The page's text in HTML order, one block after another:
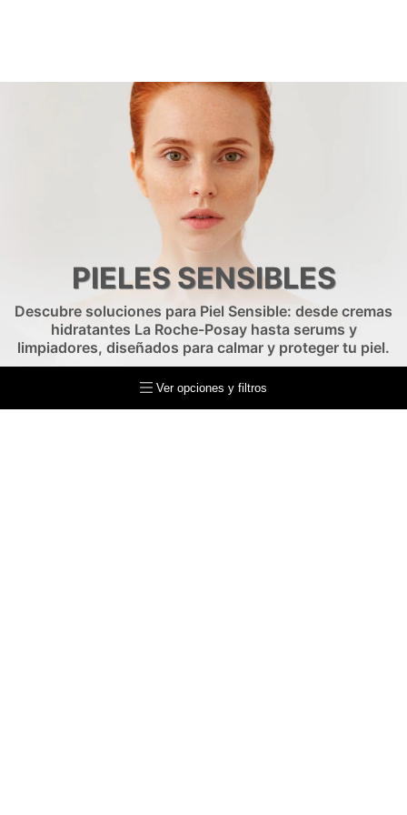
PIELES SENSIBLES
Descubre soluciones para Piel Sensible: desde cremas
hidratantes La Roche-Posay hasta serums y
limpiadores, diseñados para calmar y proteger tu piel.
Ver opciones y filtros